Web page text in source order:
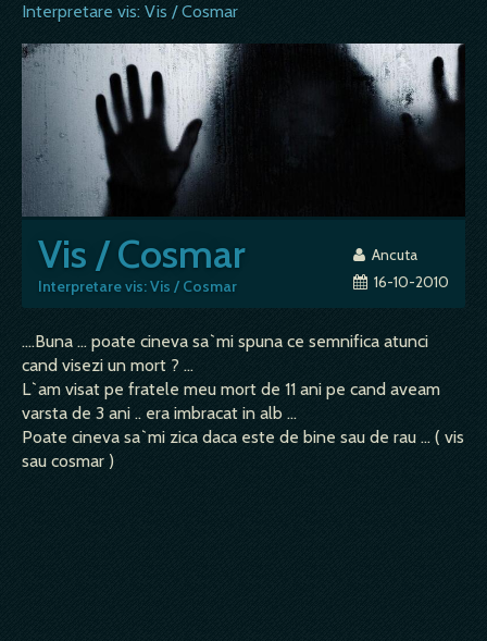
Interpretare vis: Vis / Cosmar
Vis / Cosmar
Interpretare vis: Vis / Cosmar
Ancuta
16-10-2010
....Buna ... poate cineva sa`mi spuna ce semnifica atunci
cand visezi un mort ? ...
L`am visat pe fratele meu mort de 11 ani pe cand aveam
varsta de 3 ani .. era imbracat in alb ...
Poate cineva sa`mi zica daca este de bine sau de rau ... ( vis
sau cosmar )